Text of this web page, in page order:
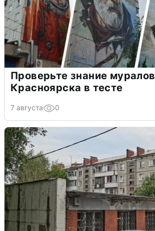
Проверьте знание муралов
Красноярска в тесте
7 августа 0